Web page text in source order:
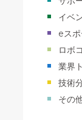
イベ
eス
ロボ
業界
技術
その